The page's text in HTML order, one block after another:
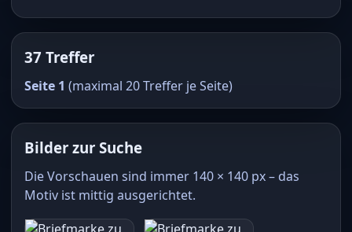
37 Treffer
Seite 1 (maximal 20 Treffer je Seite)
Bilder zur Suche
Die Vorschauen sind immer 140 × 140 px – das
Motiv ist mittig ausgerichtet.